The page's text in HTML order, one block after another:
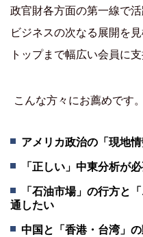
政官財各方面の第一線で
ビジネスの次なる展開を
トップまで幅広い会員に
こんな方々にお薦めです。
アメリカ政治の「現地
「正しい」中東分析が
「石油市場」の行方と
通したい
中国と「香港・台湾」